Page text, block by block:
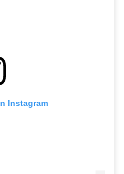
Instagram